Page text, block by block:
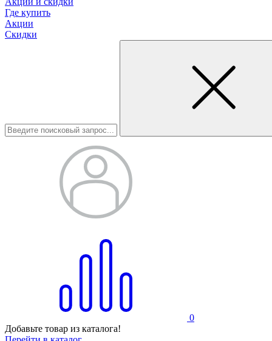
Где купить
Акции
Скидки
0
Добавьте товар из каталога!